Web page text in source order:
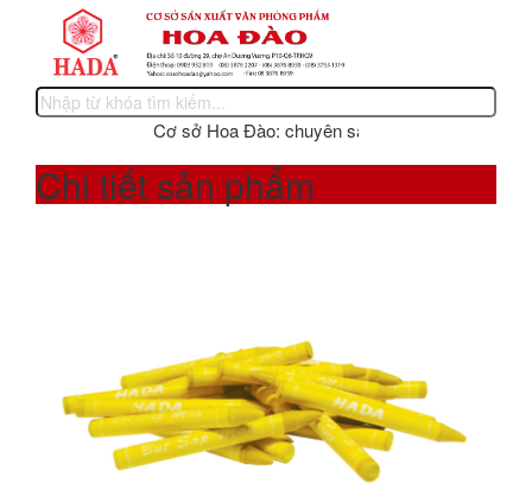
Cơ sở Hoa Đào: chuyên sản xuất các sản phẩm
Chi tiết sản phẩm